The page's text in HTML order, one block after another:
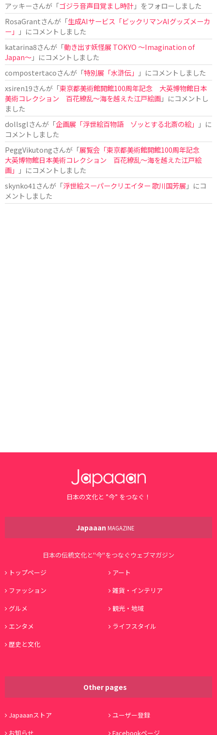
アッキーさんが「ゴジラ音声目覚まし時計」をフォローしました
RosaGrantさんが「生成AIサービス「ビックリマンAIグッズメーカ
ー」
」にコメントしました
katarina8さんが「動き出す妖怪展 TOKYO 〜Imagination of
Japan〜」にコメントしました
compostertacoさんが「特別展「水滸伝」
」にコメントしました
xsiren19さんが「東京都美術館開館100周年記念 大英博物館日本
美術コレクション 百花繚乱～海を越えた江戸絵画」にコメントし
ました
dollsglさんが「企画展「浮世絵百物語 ゾッとする北斎の絵」
」に
コメントしました
PeggVikutongさんが「展覧会「東京都美術館開館100周年記念
大英博物館日本美術コレクション 百花繚乱〜海を越えた江戸絵
画」
」にコメントしました
skynko41 さんが「浮世絵スーパークリエイター 歌川国芳展 」にコ
メントしました
日本の文化と ”今” をつなぐ！
Japaaan MAGAZINE
日本の伝統文化と"今"をつなぐウェブマガジン
トップページ
アート
ファッション
雑貨・インテリア
グルメ
観光・地域
エンタメ
ライフスタイル
歴史と文化
Other pages
Japaaanストア
ユーザー登録
お知らせ
Facebookページ